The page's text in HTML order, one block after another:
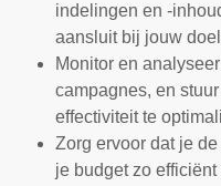
indelingen en -
aansluit bij jouw
Monitor en
campagnes, en
effectiviteit te
Zorg ervoor dat je
je budget zo